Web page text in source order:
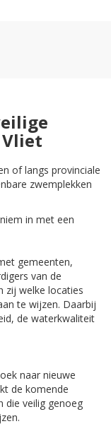
of langs provinciale
zwemplekken
in met een
gemeenten,
van de
zij welke locaties
te wijzen. Daarbij
de waterkwaliteit
naar nieuwe
de komende
die veilig genoeg